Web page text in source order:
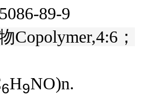
89-9
Copolymer,4:6；
6H9NO)n.